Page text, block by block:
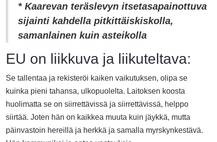
* Kaarevan teräslevyn itsetasapainottuva
sijainti kahdella pitkittäiskiskolla,
samanlainen kuin asteikolla
EU on liikkuva ja liikuteltava:
Se tallentaa ja rekisteröi kaiken vaikutuksen, olipa se
kuinka pieni tahansa, ulkopuolelta. Laitoksen koosta
huolimatta se on siirrettävissä ja siirrettävissä, helppo
siirtää. Joten hän on kaikkea muuta kuin jäykkä, mutta
päinvastoin hereillä ja herkkä ja samalla myrskynkestävä.